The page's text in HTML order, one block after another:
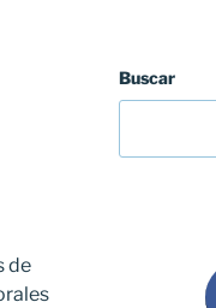
de
Buscar